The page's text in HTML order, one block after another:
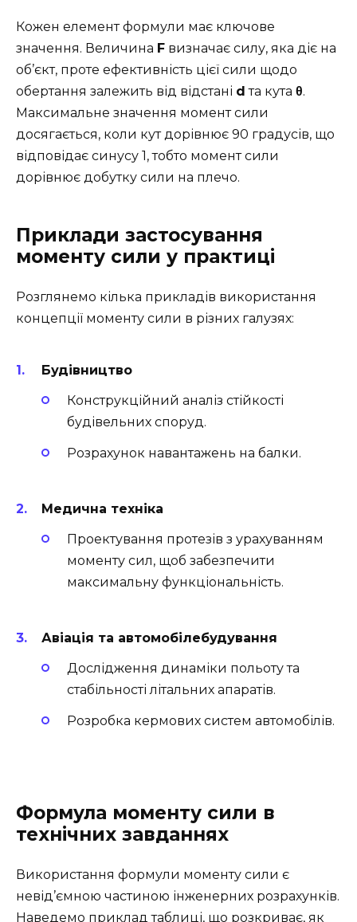
Кожен елемент формули має ключове
значення. Величина F визначає силу, яка діє на
об’єкт, проте ефективність цієї сили щодо
обертання залежить від відстані d та кута θ.
Максимальне значення момент сили
досягається, коли кут дорівнює 90 градусів, що
відповідає синусу 1, тобто момент сили
дорівнює добутку сили на плечо.
Приклади застосування
моменту сили у практиці
Розглянемо кілька прикладів використання
концепції моменту сили в різних галузях:
Будівництво
Конструкційний аналіз стійкості
будівельних споруд.
Розрахунок навантажень на балки.
Медична техніка
Проектування протезів з урахуванням
моменту сил, щоб забезпечити
максимальну функціональність.
Авіація та автомобілебудування
Дослідження динаміки польоту та
стабільності літальних апаратів.
Розробка кермових систем автомобілів.
Формула моменту сили в
технічних завданнях
Використання формули моменту сили є
невід’ємною частиною інженерних розрахунків.
Наведемо приклад таблиці, що розкриває, як